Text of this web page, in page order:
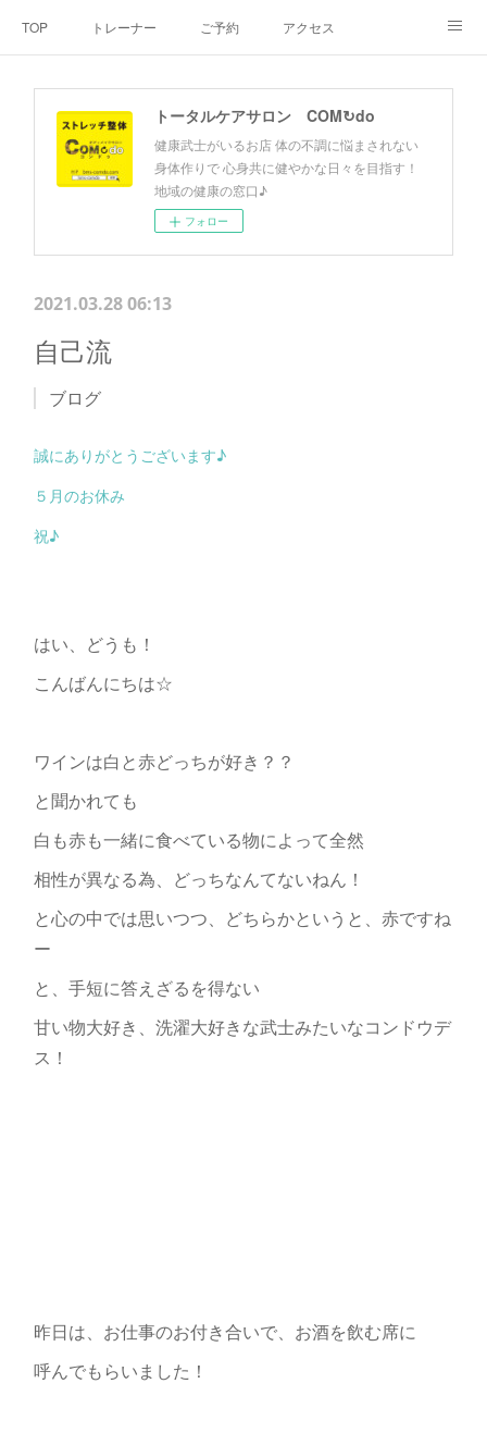
TOP トレーナー ご予約 アクセス
お客様の声
トータルケアサロン COM↻do
健康武士がいるお店 体の不調に悩まされない
身体作りで 心身共に健やかな日々を目指す！
地域の健康の窓口♪
フォロー
2021.03.28 06:13
自己流
ブログ
誠にありがとうございます♪
５月のお休み
祝♪
はい、どうも！
こんばんにちは☆
ワインは白と赤どっちが好き？？
と聞かれても
白も赤も一緒に食べている物によって全然
相性が異なる為、どっちなんてないねん！
と心の中では思いつつ、どちらかというと、赤ですね
ー
と、手短に答えざるを得ない
甘い物大好き、洗濯大好きな武士みたいなコンドウデ
ス！
昨日は、お仕事のお付き合いで、お酒を飲む席に
呼んでもらいました！